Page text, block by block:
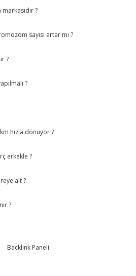
?
sayısı artar mı ?
?
?
hızla dönüyor ?
erkekle ?
ait ?
?